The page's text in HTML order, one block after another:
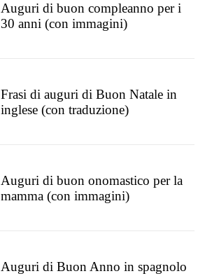
Auguri di buon compleanno per i
30 anni (con immagini)
Frasi di auguri di Buon Natale in
inglese (con traduzione)
Auguri di buon onomastico per la
mamma (con immagini)
Auguri di Buon Anno in spagnolo